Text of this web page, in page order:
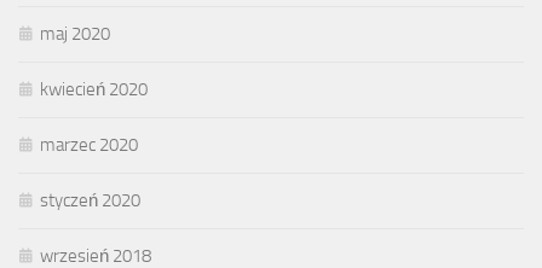
maj 2020
kwiecień 2020
marzec 2020
styczeń 2020
wrzesień 2018